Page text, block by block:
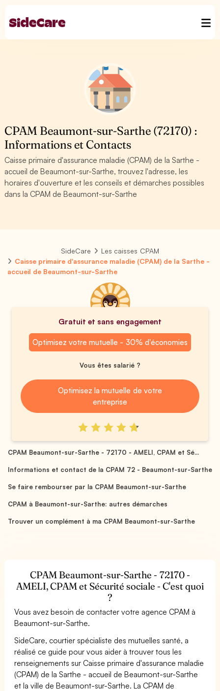
CPAM Beaumont-sur-Sarthe (72170) :
Informations et Contacts
Caisse primaire d'assurance maladie (CPAM) de la Sarthe -
accueil de Beaumont-sur-Sarthe, trouvez l'adresse, les
horaires d'ouverture et les conseils et démarches possibles
dans la CPAM de Beaumont-sur-Sarthe
SideCare
Les caisses CPAM
Caisse primaire d'assurance maladie (CPAM) de la Sarthe -
accueil de Beaumont-sur-Sarthe
Gratuit et sans engagement
Optimisez votre mutuelle - 30% d'économies
Vous êtes salarié ?
Optimisez la mutuelle de votre
entreprise
CPAM Beaumont-sur-Sarthe - 72170 - AMELI, CPAM et Sé...
Informations et contact de la CPAM 72 - Beaumont-sur-Sarthe
Se faire rembourser par la CPAM Beaumont-sur-Sarthe
CPAM à Beaumont-sur-Sarthe: autres démarches
Trouver un complément à ma CPAM Beaumont-sur-Sarthe
CPAM Beaumont-sur-Sarthe - 72170 -
AMELI, CPAM et Sécurité sociale - C'est quoi
?
Vous avez besoin de contacter votre agence CPAM à
Beaumont-sur-Sarthe.
SideCare, courtier spécialiste des mutuelles santé, a
réalisé ce guide pour vous aider à trouver tous les
renseignements sur Caisse primaire d'assurance maladie
(CPAM) de la Sarthe - accueil de Beaumont-sur-Sarthe
et la ville de Beaumont-sur-Sarthe. La CPAM de